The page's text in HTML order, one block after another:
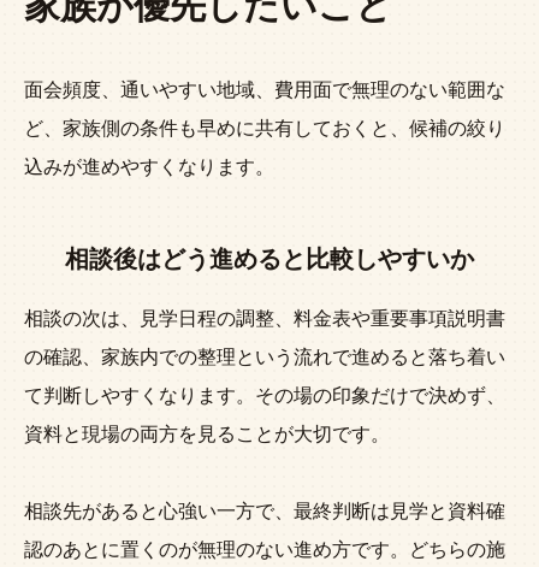
面会頻度、通いやすい地域、費用面で無理のない範囲な
ど、家族側の条件も早めに共有しておくと、候補の絞り
込みが進めやすくなります。
相談後はどう進めると比較しやすいか
相談の次は、見学日程の調整、料金表や重要事項説明書
の確認、家族内での整理という流れで進めると落ち着い
て判断しやすくなります。その場の印象だけで決めず、
資料と現場の両方を見ることが大切です。
相談先があると心強い一方で、最終判断は見学と資料確
認のあとに置くのが無理のない進め方です。どちらの施